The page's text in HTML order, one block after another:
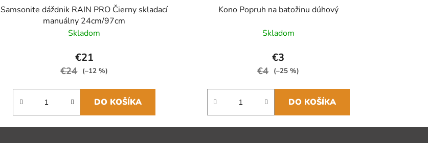
Samsonite dáždnik RAIN PRO Čierny skladací
manuálny 24cm/97cm
Skladom
€21
€24 (–12 %)
DO KOŠÍKA
Kono Popruh na batožinu dúhový
Skladom
€3
€4 (–25 %)
DO KOŠÍKA